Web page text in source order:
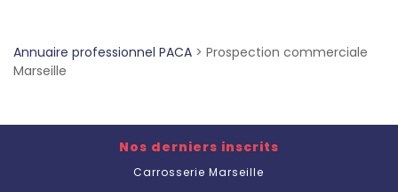
Annuaire professionnel PACA > Prospection commerciale
Marseille
Nos derniers inscrits
Carrosserie Marseille